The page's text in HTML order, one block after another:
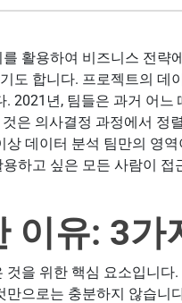
활용하여 비즈니스 전략
도 합니다. 프로젝트의 데
2021년, 팀들은 과거 어느
은 의사결정 과정에서 정
데이터 분석 팀만의 영역
하고 싶은 모든 사람이 접
이유: 3가
을 위한 핵심 요소입니다.
으로는 충분하지 않습니